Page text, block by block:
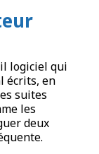
logiciel qui
écrits, en
suites
les
deux